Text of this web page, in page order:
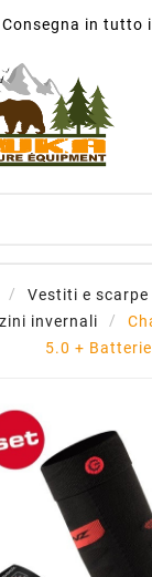
Consegna in tutto
Vestiti e scarpe
invernali
5.0 + Batterie